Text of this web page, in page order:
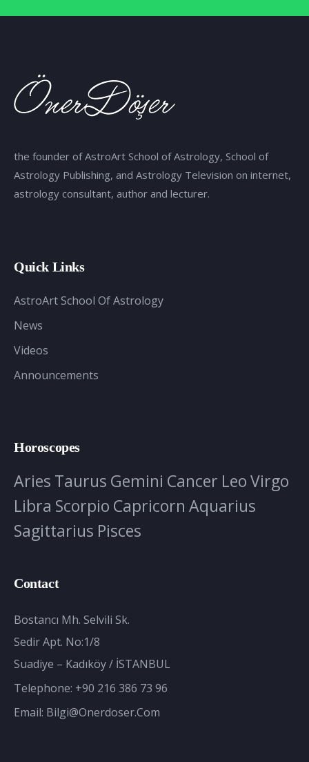
the founder of AstroArt School of Astrology, School of
Astrology Publishing, and Astrology Television on internet,
astrology consultant, author and lecturer.
Quick Links
AstroArt School Of Astrology
News
Videos
Announcements
Horoscopes
Aries Taurus Gemini Cancer LeoVirgo
Libra Scorpio Capricorn Aquarius
Sagittarius Pisces
Contact
Bostancı Mh. Selvili Sk.
Sedir Apt. No:1/8
Suadiye – Kadıköy / İSTANBUL
Telephone: +90 216 386 73 96
Email: Bilgi@onerdoser.com